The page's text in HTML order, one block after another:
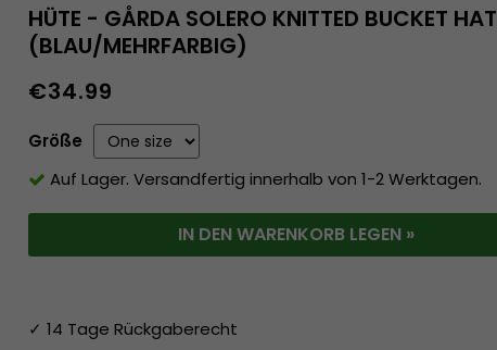
HÜTE - GÅRDA SOLERO KNITTED BUCKET HAT
(BLAU/MEHRFARBIG)
€34.99
Größe
Auf Lager. Versandfertig innerhalb von 1-2 Werktagen.
IN DEN WARENKORB LEGEN »
✓ 14 Tage Rückgaberecht